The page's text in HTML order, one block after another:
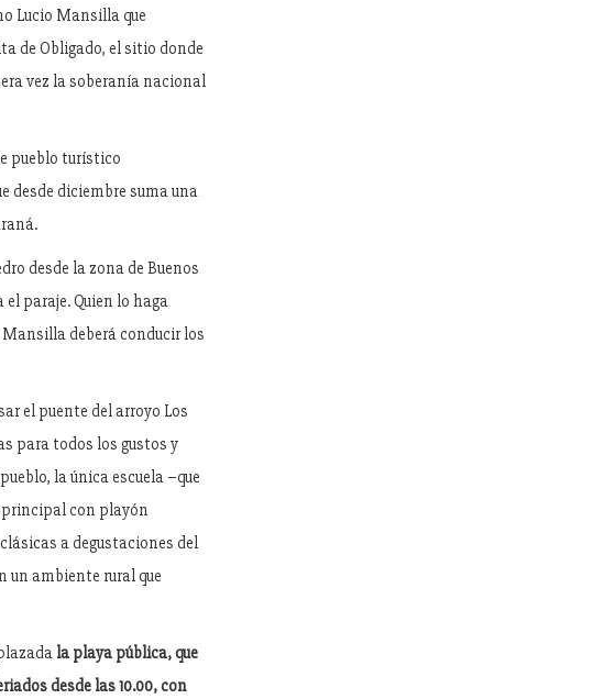
Lucio Mansilla que
de Obligado, el sitio donde
vez la soberanía nacional
pueblo turístico
desde diciembre suma una
desde la zona de Buenos
paraje. Quien lo haga
Mansilla deberá conducir los
el puente del arroyo Los
para todos los gustos y
la única escuela –que
principal con playón
a degustaciones del
un ambiente rural que
la playa pública, que
desde las 10.00, con